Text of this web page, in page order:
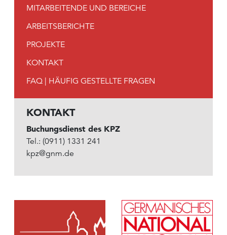
MITARBEITENDE UND BEREICHE
ARBEITSBERICHTE
PROJEKTE
KONTAKT
FAQ | HÄUFIG GESTELLTE FRAGEN
KONTAKT
Buchungsdienst des KPZ
Tel.: (0911) 1331 241
kpz@gnm.de